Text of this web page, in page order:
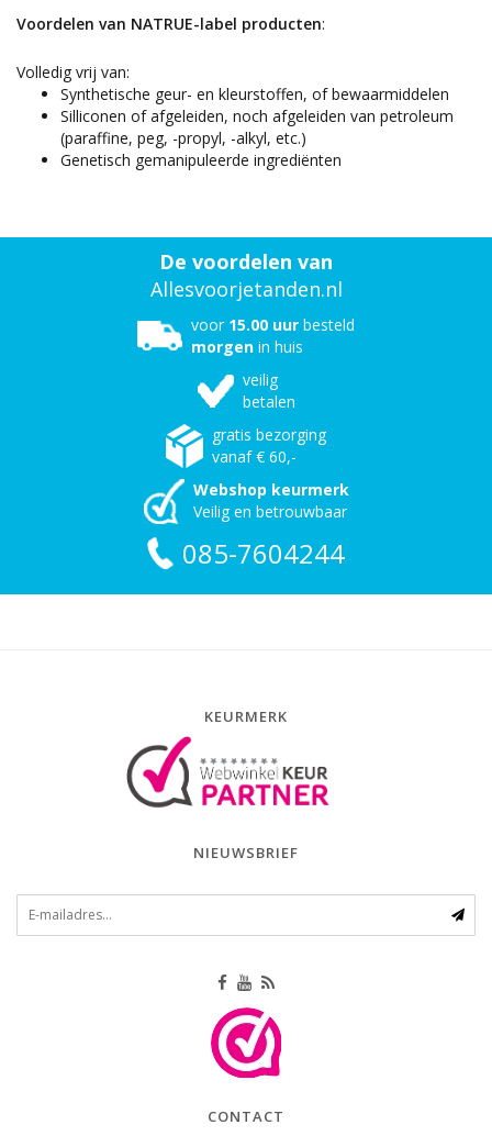
Voordelen van NATRUE-label producten:
Volledig vrij van:
Synthetische geur- en kleurstoffen, of bewaarmiddelen
Silliconen of afgeleiden, noch afgeleiden van petroleum
(paraffine, peg, -propyl, -alkyl, etc.)
Genetisch gemanipuleerde ingrediënten
De voordelen van
Allesvoorjetanden.nl
voor 15.00 uur besteld
morgen in huis
veilig
betalen
gratis bezorging
vanaf € 60,-
Webshop keurmerk
Veilig en betrouwbaar
085-7604244
KEURMERK
NIEUWSBRIEF
CONTACT